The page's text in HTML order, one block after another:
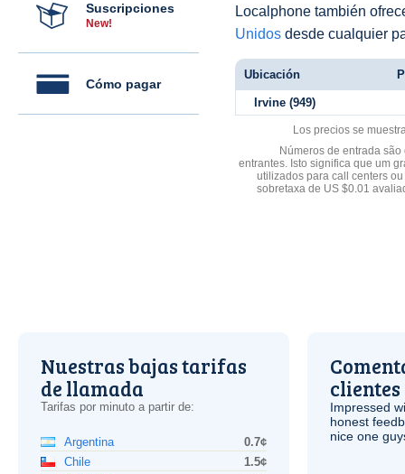
Suscripciones
New!
Cómo pagar
Localphone también
Unidos desde cualquier
Ubicación
Irvine (949)
Los precios se
Números de entrada
entrantes. Isto significa que um
utilizados para call centers
sobretaxa de US $0.01
Nuestras bajas tarifas
de llamada
Tarifas por minuto a partir de:
Argentina
0.7¢
Chile
1.5¢
clientes
Impressed
honest
nice one